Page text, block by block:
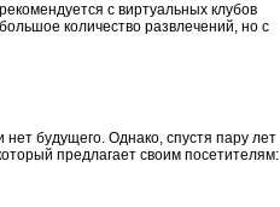
с виртуальных клубов
количество развлечений, но с
будущего. Однако, спустя пару лет
предлагает своим посетителям: